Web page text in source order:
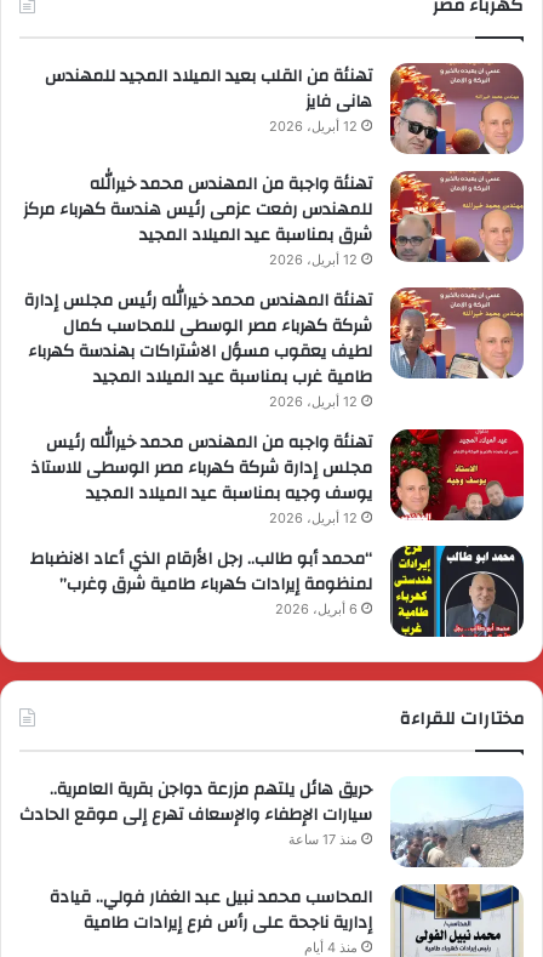
تهنئة من القلب بعيد الميلاد المجيد للمهندس
هانى فايز
12 أبريل، 2026
تهنئة واجبة من المهندس محمد خيرالله
للمهندس رفعت عزمى رئيس هندسة كهرباء مركز
شرق بمناسبة عيد الميلاد المجيد
12 أبريل، 2026
تهنئة المهندس محمد خيرالله رئيس مجلس إدارة
شركة كهرباء مصر الوسطى للمحاسب كمال
لطيف يعقوب مسؤل الاشتراكات بهندسة كهرباء
طامية غرب بمناسبة عيد الميلاد المجيد
12 أبريل، 2026
تهنئة واجبه من المهندس محمد خيرالله رئيس
مجلس إدارة شركة كهرباء مصر الوسطى للاستاذ
يوسف وجيه بمناسبة عيد الميلاد المجيد
12 أبريل، 2026
“محمد أبو طالب.. رجل الأرقام الذي أعاد الانضباط
لمنظومة إيرادات كهرباء طامية شرق وغرب”
6 أبريل، 2026
مختارات للقراءة
حريق هائل يلتهم مزرعة دواجن بقرية العامرية..
سيارات الإطفاء والإسعاف تهرع إلى موقع الحادث
منذ 17 ساعة
المحاسب محمد نبيل عبد الغفار فولي.. قيادة
إدارية ناجحة على رأس فرع إيرادات طامية
منذ 4 أيام